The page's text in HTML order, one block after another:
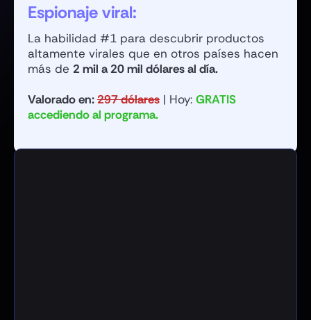
Espionaje viral:
La habilidad #1 para descubrir productos
altamente virales que en otros países hacen
más de 2 mil a 20 mil dólares al día.
Valorado en:297 dólares | Hoy: GRATIS
accediendo al programa.